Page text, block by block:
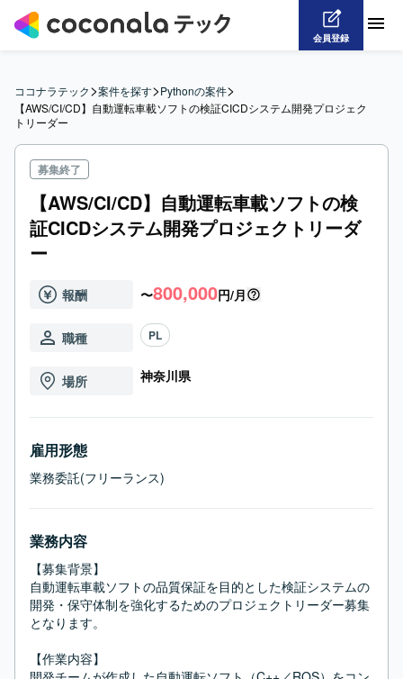
会員登録
ココナラテック>案件を探す>Pythonの案件>
【AWS/CI/CD】自動運転車載ソフトの検証CICDシステム開発プロジェク
トリーダー
募集終了
【AWS/CI/CD】自動運転車載ソフトの検
証CICDシステム開発プロジェクトリーダ
ー
報酬 〜800,000円/月
職種 PL
場所 神奈川県
雇用形態
業務委託(フリーランス)
業務内容
【募集背景】
自動運転車載ソフトの品質保証を目的とした検証システムの
開発・保守体制を強化するためのプロジェクトリーダー募集
となります。
【作業内容】